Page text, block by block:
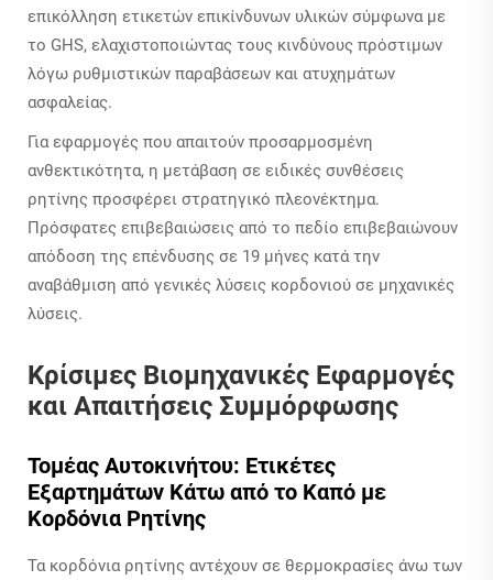
επικόλληση ετικετών επικίνδυνων υλικών σύμφωνα με
το GHS, ελαχιστοποιώντας τους κινδύνους πρόστιμων
λόγω ρυθμιστικών παραβάσεων και ατυχημάτων
ασφαλείας.
Για εφαρμογές που απαιτούν προσαρμοσμένη
ανθεκτικότητα, η μετάβαση σε ειδικές συνθέσεις
ρητίνης προσφέρει στρατηγικό πλεονέκτημα.
Πρόσφατες επιβεβαιώσεις από το πεδίο επιβεβαιώνουν
απόδοση της επένδυσης σε 19 μήνες κατά την
αναβάθμιση από γενικές λύσεις κορδονιού σε μηχανικές
λύσεις.
Κρίσιμες Βιομηχανικές Εφαρμογές
και Απαιτήσεις Συμμόρφωσης
Τομέας Αυτοκινήτου: Ετικέτες
Εξαρτημάτων Κάτω από το Καπό με
Κορδόνια Ρητίνης
Τα κορδόνια ρητίνης αντέχουν σε θερμοκρασίες άνω των